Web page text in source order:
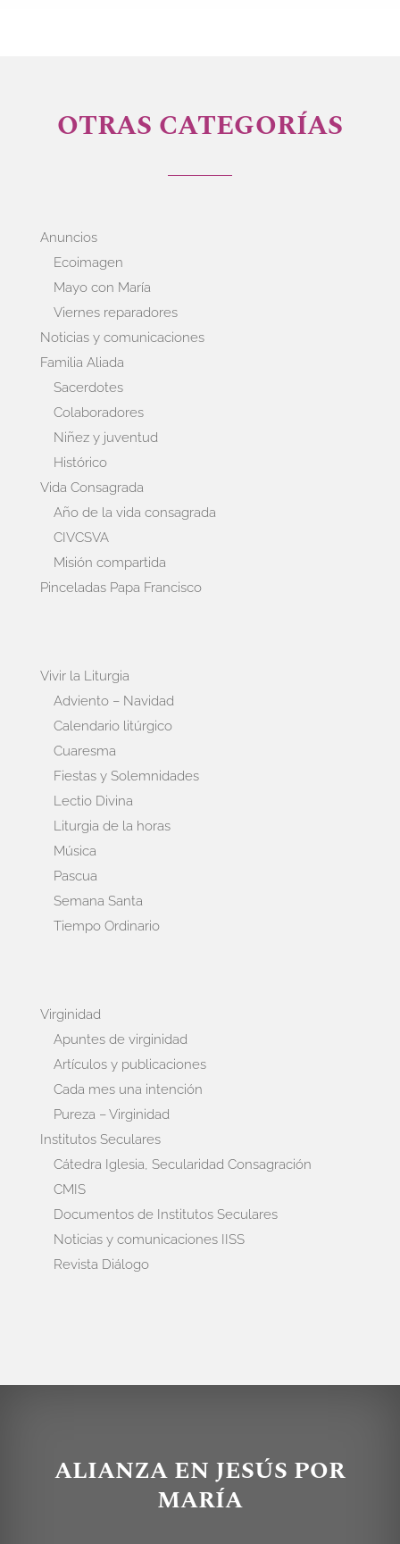
OTRAS CATEGORÍAS
Anuncios
Ecoimagen
Mayo con María
Viernes reparadores
Noticias y comunicaciones
Familia Aliada
Sacerdotes
Colaboradores
Niñez y juventud
Histórico
Vida Consagrada
Año de la vida consagrada
CIVCSVA
Misión compartida
Pinceladas Papa Francisco
Vivir la Liturgia
Adviento – Navidad
Calendario litúrgico
Cuaresma
Fiestas y Solemnidades
Lectio Divina
Liturgia de la horas
Música
Pascua
Semana Santa
Tiempo Ordinario
Virginidad
Apuntes de virginidad
Artículos y publicaciones
Cada mes una intención
Pureza – Virginidad
Institutos Seculares
Cátedra Iglesia, Secularidad Consagración
CMIS
Documentos de Institutos Seculares
Noticias y comunicaciones IISS
Revista Diálogo
ALIANZA EN JESÚS POR
MARÍA